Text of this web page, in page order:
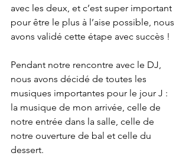
avec les deux, et c’est super important
pour être le plus à l’aise possible, nous
avons validé cette étape avec succès !
Pendant notre rencontre avec le DJ,
nous avons décidé de toutes les
musiques importantes pour le jour J :
la musique de mon arrivée, celle de
notre entrée dans la salle, celle de
notre ouverture de bal et celle du
dessert.